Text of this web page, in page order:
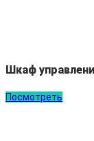
Шкаф
Посмотреть